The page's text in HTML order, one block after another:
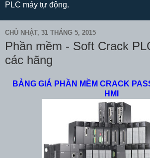
PLC máy tự động.
CHỦ NHẬT, 31 THÁNG 5, 2015
Phần mềm - Soft Crack
các hãng
BẢNG GIÁ PHẦN MỀM CRACK
HMI